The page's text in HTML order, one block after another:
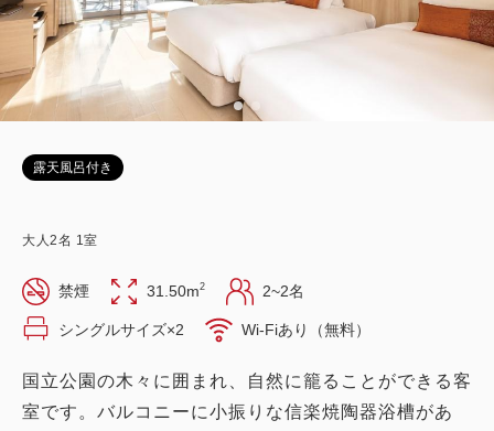
露天風呂付き
大人 2名 1 室
禁煙 31.50m2 2~2名
シングルサイズ×2 Wi-Fiあり（無料）
国立公園の木々に囲まれ、自然に籠ることができる客
室です。バルコニーに小振りな信楽焼陶器浴槽があ